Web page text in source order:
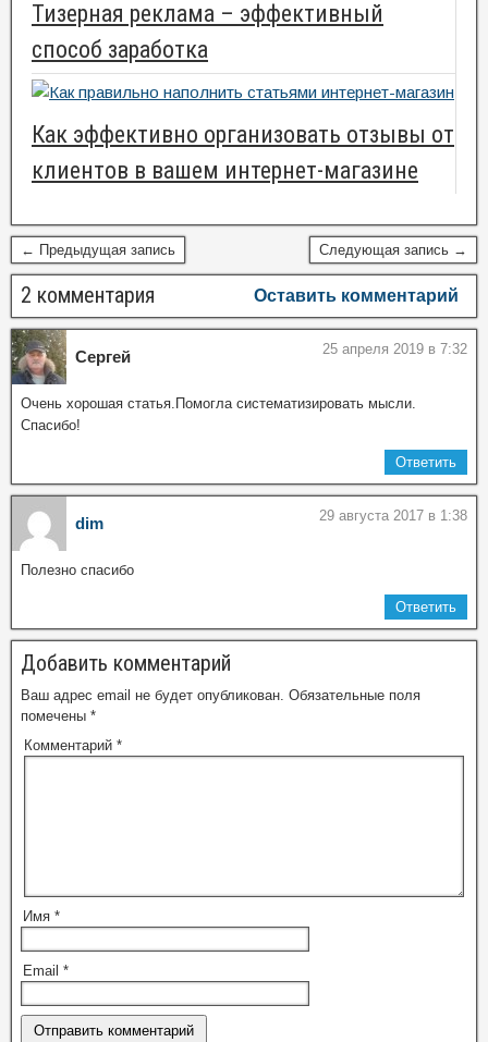
Тизерная реклама – эффективный
способ заработка
Как эффективно организовать отзывы от
клиентов в вашем интернет-магазине
← Предыдущая запись Следующая запись →
2 комментария Оставить комментарий
Сергей 25 апреля 2019 в 7:32
Очень хорошая статья.Помогла систематизировать мысли.
Спасибо!
Ответить
dim 29 августа 2017 в 1:38
Полезно спасибо
Ответить
Добавить комментарий
Ваш адрес email не будет опубликован. Обязательные поля
помечены *
Комментарий *
Имя *
Email *